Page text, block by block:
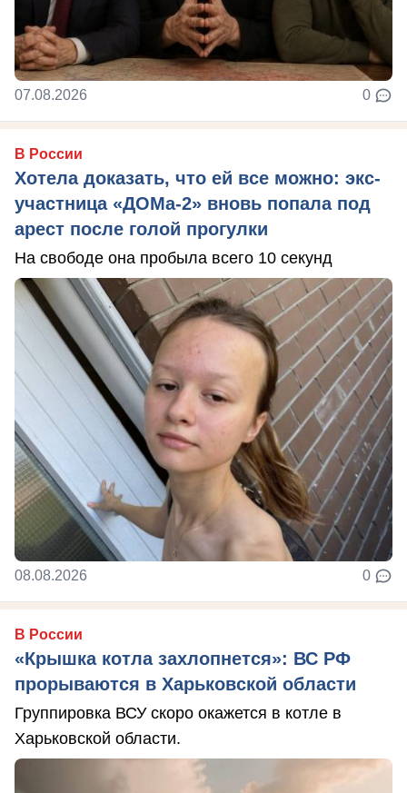
07.08.2026 0
В России
Хотела доказать, что ей все можно: экс-
участница «ДОМа-2» вновь попала под
арест после голой прогулки
На свободе она пробыла всего 10 секунд
08.08.2026 0
В России
«Крышка котла захлопнется»: ВС РФ
прорываются в Харьковской области
Группировка ВСУ скоро окажется в котле в
Харьковской области.